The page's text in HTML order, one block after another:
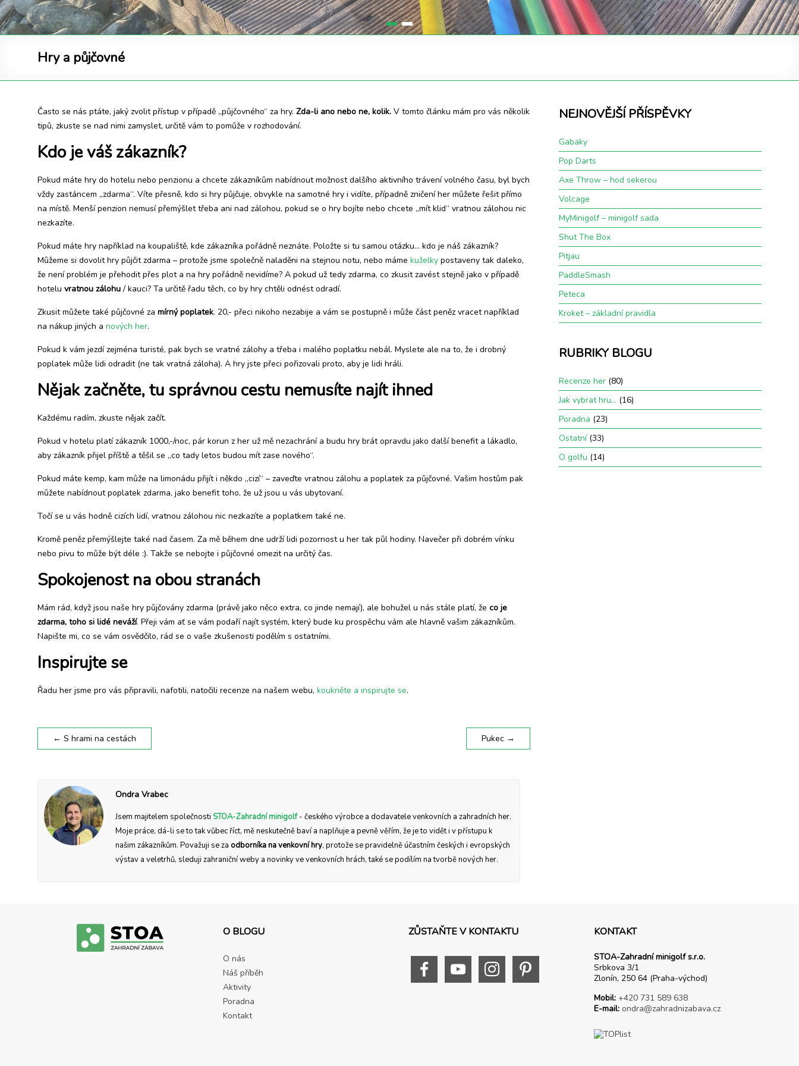
Hry a půjčovné
Často se nás ptáte, jaký zvolit přístup v případě „půjčovného“ za hry. Zda-li ano nebo ne, kolik. V tomto článku mám pro vás několik
tipů, zkuste se nad nimi zamyslet, určitě vám to pomůže v rozhodování.
Kdo je váš zákazník?
Pokud máte hry do hotelu nebo penzionu a chcete zákazníkům nabídnout možnost dalšího aktivního trávení volného času, byl bych
vždy zastáncem „zdarma“. Víte přesně, kdo si hry půjčuje, obvykle na samotné hry i vidíte, případně zničení her můžete řešit přímo
na místě. Menší penzion nemusí přemýšlet třeba ani nad zálohou, pokud se o hry bojíte nebo chcete „mít klid“ vratnou zálohou nic
nezkazíte.
Pokud máte hry například na koupaliště, kde zákazníka pořádně neznáte. Položte si tu samou otázku… kdo je náš zákazník?
Můžeme si dovolit hry půjčit zdarma – protože jsme společně naladěni na stejnou notu, nebo máme kuželky postaveny tak daleko,
že není problém je přehodit přes plot a na hry pořádně nevidíme? A pokud už tedy zdarma, co zkusit zavést stejně jako v případě
hotelu vratnou zálohu / kauci? Ta určitě řadu těch, co by hry chtěli odnést odradí.
Zkusit můžete také půjčovné za mírný poplatek. 20,- přeci nikoho nezabije a vám se postupně i může část peněz vracet například
na nákup jiných a nových her.
Pokud k vám jezdí zejména turisté, pak bych se vratné zálohy a třeba i malého poplatku nebál. Myslete ale na to, že i drobný
poplatek může lidi odradit (ne tak vratná záloha). A hry jste přeci pořizovali proto, aby je lidi hráli.
Nějak začněte, tu správnou cestu nemusíte najít ihned
Každému radím, zkuste nějak začít.
Pokud v hotelu platí zákazník 1000,-/noc, pár korun z her už mě nezachrání a budu hry brát opravdu jako další benefit a lákadlo,
aby zákazník přijel příště a těšil se „co tady letos budou mít zase nového“.
Pokud máte kemp, kam může na limonádu přijít i někdo „cizí“ – zaveďte vratnou zálohu a poplatek za půjčovné. Vašim hostům pak
můžete nabídnout poplatek zdarma, jako benefit toho, že už jsou u vás ubytovaní.
Točí se u vás hodně cizích lidí, vratnou zálohou nic nezkazíte a poplatkem také ne.
Kromě peněz přemýšlejte také nad časem. Za mě během dne udrží lidi pozornost u her tak půl hodiny. Navečer při dobrém vínku
nebo pivu to může být déle :). Takže se nebojte i půjčovné omezit na určitý čas.
Spokojenost na obou stranách
Mám rád, když jsou naše hry půjčovány zdarma (právě jako něco extra, co jinde nemají), ale bohužel u nás stále platí, že co je
zdarma, toho si lidé neváží. Přeji vám ať se vám podaří najít systém, který bude ku prospěchu vám ale hlavně vašim zákazníkům.
Napište mi, co se vám osvědčilo, rád se o vaše zkušenosti podělím s ostatními.
Inspirujte se
Řadu her jsme pro vás připravili, nafotili, natočili recenze na našem webu, koukněte a inspirujte se.
← S hrami na cestách Pukec →
Ondra Vrabec
Jsem majitelem společnosti STOA-Zahradní minigolf- českého výrobce a dodavatele venkovních a zahradních her.
Moje práce, dá-li se to tak vůbec říct, mě neskutečně baví a naplňuje a pevně věřím, že je to vidět i v přístupu k
našim zákazníkům. Považuji se za odborníka na venkovní hry, protože se pravidelně účastním českých i evropských
výstav a veletrhů, sleduji zahraniční weby a novinky ve venkovních hrách, také se podílím na tvorbě nových her.
NEJNOVĚJŠÍ PŘÍSPĚVKY
Gabaky
Pop Darts
Axe Throw – hod sekerou
Volcage
MyMinigolf – minigolf sada
Shut The Box
Pitjau
PaddleSmash
Peteca
Kroket – základní pravidla
RUBRIKY BLOGU
Recenze her(80)
Jak vybrat hru… (16)
Poradna (23)
Ostatní(33)
O golfu (14)
O BLOGU
O nás
Náš příběh
Aktivity
Poradna
Kontakt
ZŮSTAŇTE V KONTAKTU KONTAKT
STOA-Zahradní minigolf s.r.o.
Srbkova 3/1
Zlonín, 250 64 (Praha-východ)
Mobil: +420 731 589 638
E-mail: ondra@zahradnizabava.cz